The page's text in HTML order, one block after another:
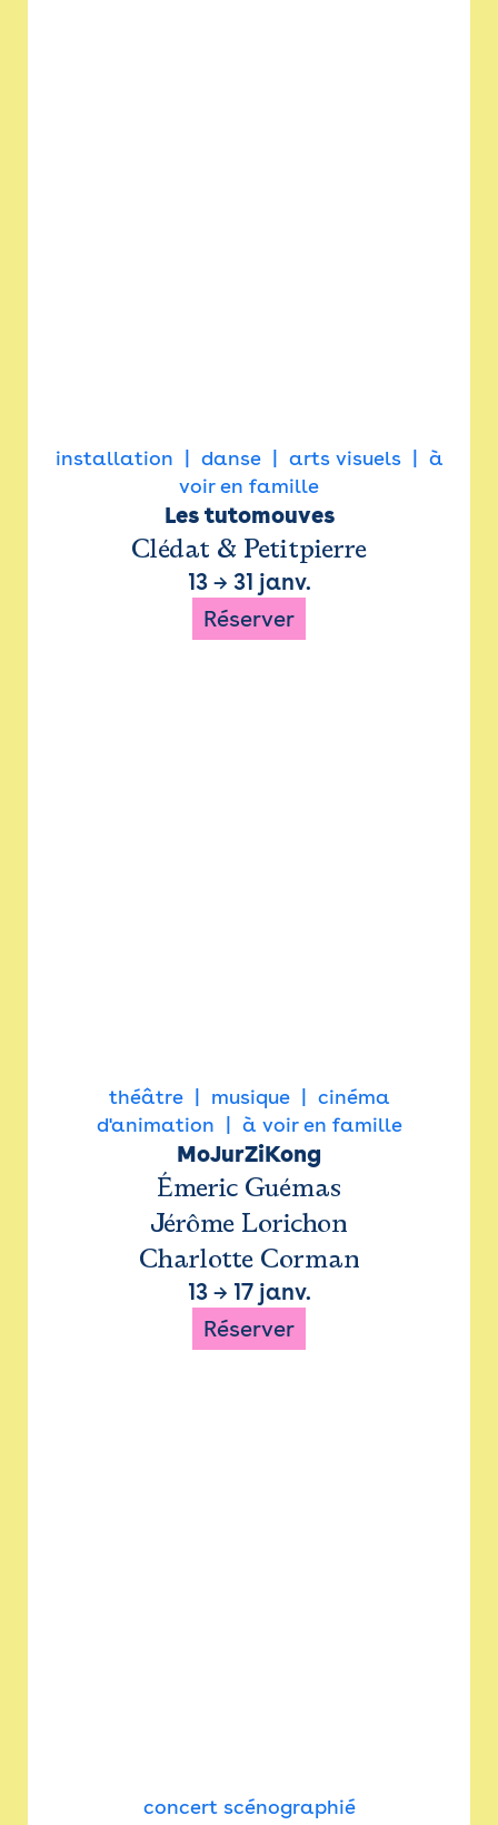
installation danse arts visuels
à
voir en famille
Les tutomouves
Clédat & Petitpierre
13→ 31 janv.
Réserver
théâtre musique
cinéma
d'animation
à voir en famille
MoJurZiKong
Émeric Guémas
Jérôme Lorichon
Charlotte Corman
13→ 17 janv.
Réserver
concert scénographié